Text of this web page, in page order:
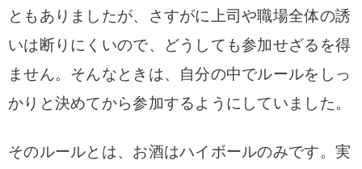
ともありましたが、さすがに上司や職場全体の誘
いは断りにくいので、どうしても参加せざるを得
ません。そんなときは、自分の中でルールをしっ
かりと決めてから参加するようにしていました。
そのルールとは、お酒はハイボールのみです。 実